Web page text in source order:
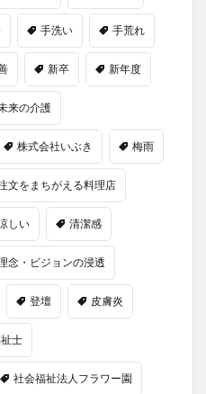
手洗い 手荒れ
新卒 新年度
来の介護
株式会社いぶき 梅雨
文をまちがえる料理店
しい 清潔感
念・ビジョンの浸透
登壇 皮膚炎
士
社会福祉法人フラワー園